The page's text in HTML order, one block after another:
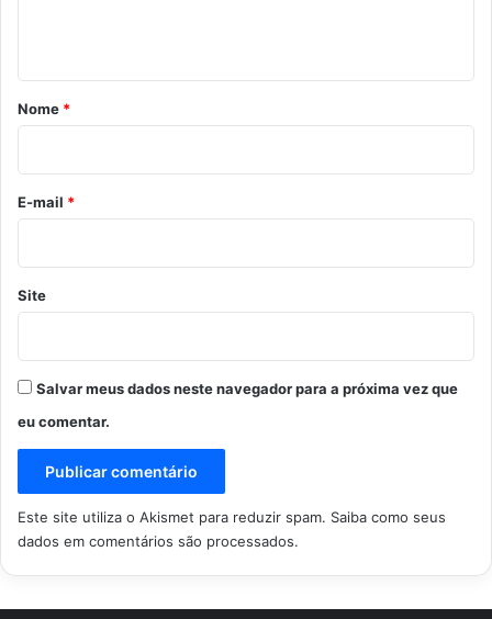
r
o
*
Nome *
E-mail *
Site
Salvar meus dados neste navegador para a próxima vez que
eu comentar.
Este site utiliza o Akismet para reduzir spam. Saiba como seus
dados em comentários são processados.